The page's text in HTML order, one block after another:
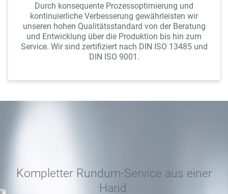
Durch konsequente Prozessoptimierung und
kontinuierliche Verbesserung gewährleisten wir
unseren hohen Qualitätsstandard von der Beratung
und Entwicklung über die Produktion bis hin zum
Service. Wir sind zertifiziert nach DIN ISO 13485 und
DIN ISO 9001.
Kompletter Rundum-Service aus einer
Hand.